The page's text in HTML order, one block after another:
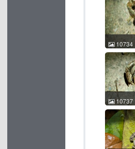
付超
中国海南
10734
花姬蛙
忻锐
中国广东
10737
花姬蛙
忻锐
中国广东